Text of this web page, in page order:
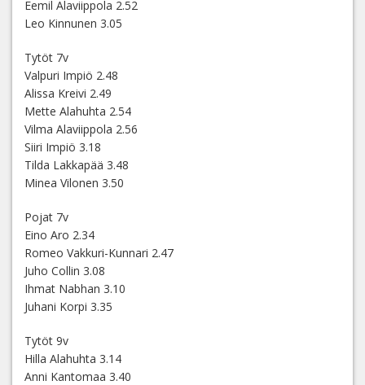
Eemil Alaviippola 2.52
Leo Kinnunen 3.05
Tytöt 7v
Valpuri Impiö 2.48
Alissa Kreivi 2.49
Mette Alahuhta 2.54
Vilma Alaviippola 2.56
Siiri Impiö 3.18
Tilda Lakkapää 3.48
Minea Vilonen 3.50
Pojat 7v
Eino Aro 2.34
Romeo Vakkuri-Kunnari 2.47
Juho Collin 3.08
Ihmat Nabhan 3.10
Juhani Korpi 3.35
Tytöt 9v
Hilla Alahuhta 3.14
Anni Kantomaa 3.40